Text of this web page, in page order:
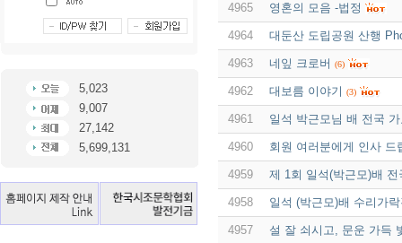
5,023
9,007
27,142
5,699,131
4965 영혼의 모음 -법정
4964 대둔산 도립공원 산행
4963 네잎 크로버 (6)
4962 대보름 이야기 (3)
4961 일석 박근모님 배 전국
4960 회원 여러분에게 인사 드
4959 제 1회 일석(박근모)배
4958 일석 (박근모)배 수리가
4957 설 잘 쇠시고, 문운 가득